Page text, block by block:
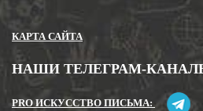
КАРТА САЙТА
НАШИ ТЕЛЕГРАМ-
PRO ИСКУССТВО ПИСЬМА: